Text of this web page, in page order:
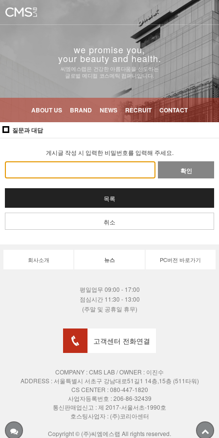
we promise you,
your beauty and health.
씨엠에스랩은 건강한 아름다움을 선도하는
글로벌 메디컬 코스메틱 컴퍼니입니다.
ABOUT US BRAND NEWS RECRUIT CONTACT
질문과 대답
게시글 작성 시 입력한 비밀번호를 입력해 주세요.
확인
목록
취소
회사소개 뉴스 PC버전 바로가기
평일업무 09:00 - 17:00
점심시간 11:30 - 13:00
(주말 및 공휴일 휴무)
고객센터 전화연결
COMPANY : CMS LAB / OWNER : 이진수
ADDRESS : 서울특별시 서초구 강남대로51길1 14층,15층 (511타워)
CS CENTER : 080-447-1820
사업자등록번호 : 206-86-32439
통신판매업신고 : 제 2017-서울서초-1990호
호스팅사업자 : (주)코리아센터
Copyright © (주)씨엠에스랩 All rights reserved.